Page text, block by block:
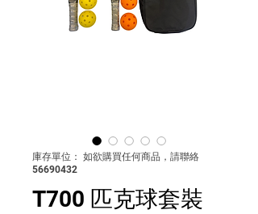
庫存單位： 如欲購買任何商品，請聯絡
56690432
T700 匹克球套裝